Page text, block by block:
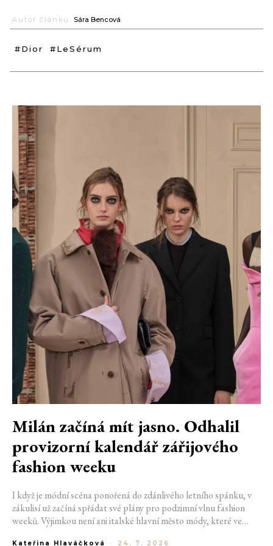
Autor článku: Sára Bencová
#Dior #LeSérum
Milán začíná mít jasno. Odhalil
provizorní kalendář zářijového
fashion weeku
I když je módní scéna ponořená do zdánlivého letního spánku, v
zákulisí už začíná spřádat své plány pro podzimní vlnu fashion
weeků. Výjimkou není ani italské hlavní město módy, které ve
Kateřina Hlaváčková - 24. 7. 2026